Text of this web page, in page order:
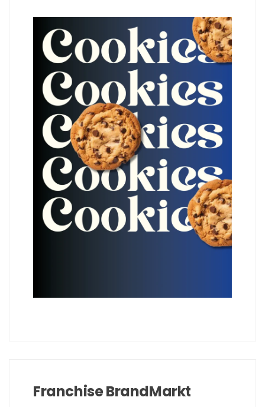
Franchise BrandMarkt